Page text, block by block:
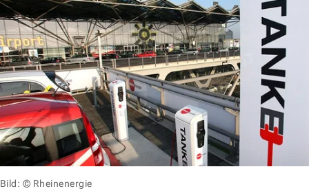
Bild: © Rheinenergie